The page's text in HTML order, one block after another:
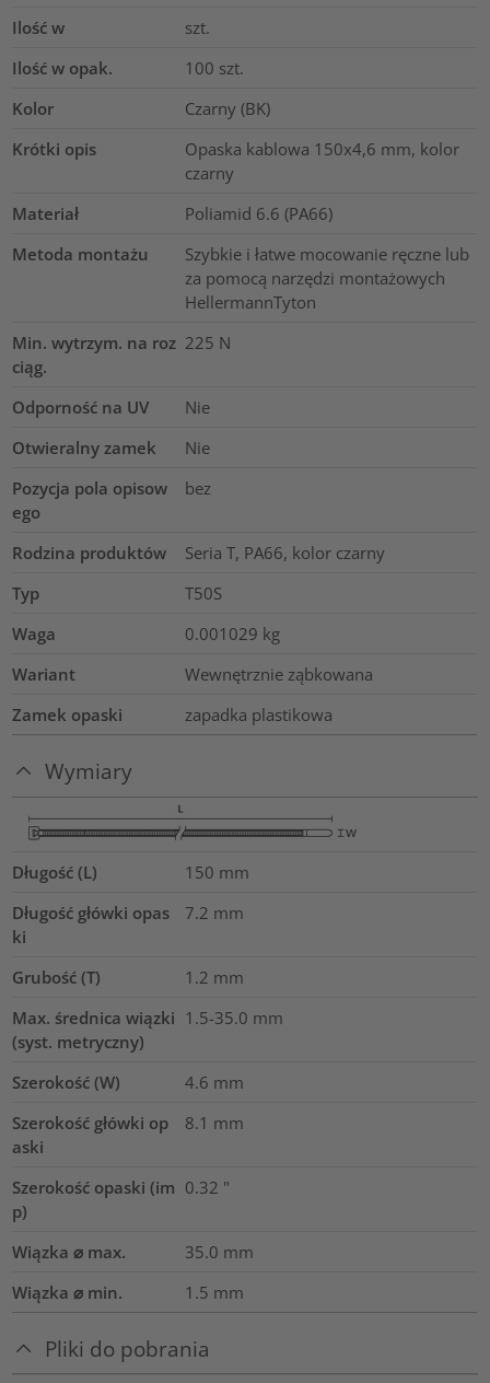
Ilość w
szt.
Ilość w opak.
100 szt.
Kolor
Czarny (BK)
Krótki opis
Opaska kablowa 150x4,6 mm, kolor
czarny
Materiał
Poliamid 6.6 (PA66)
Metoda montażu
Szybkie i łatwe mocowanie ręczne lub
za pomocą narzędzi montażowych
HellermannTyton
Min. wytrzym. na roz
ciąg.
225 N
Odporność na UV
Nie
Otwieralny zamek
Nie
Pozycja pola opisow
ego
bez
Rodzina produktów
Seria T, PA66, kolor czarny
Typ
T50S
Waga
0.001029 kg
Wariant
Wewnętrznie ząbkowana
Zamek opaski
zapadka plastikowa
Wymiary
Długość (L) 150 mm
Długość główki opas
ki
7.2 mm
Grubość (T) 1.2 mm
Max. średnica wiązki
(syst. metryczny)
1.5-35.0 mm
Szerokość (W) 4.6 mm
Szerokość główki op
aski
8.1 mm
Szerokość opaski (im
p)
0.32 "
Wiązka ⌀ max. 35.0 mm
Wiązka ⌀ min.
1.5 mm
Pliki do pobrania